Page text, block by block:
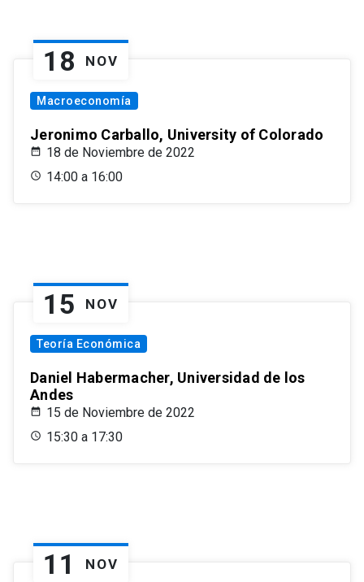
18 NOV
Macroeconomía
Jeronimo Carballo, University of Colorado
18 de Noviembre de 2022
14:00 a 16:00
15 NOV
Teoría Económica
Daniel Habermacher, Universidad de los
Andes
15 de Noviembre de 2022
15:30 a 17:30
11 NOV